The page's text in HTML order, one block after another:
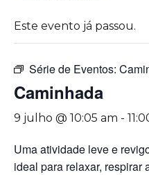
Este evento já passou.
Série de Eventos:
Caminhada
9 julho @ 10:05 am -
Uma atividade leve e
ideal para relaxar, respirar